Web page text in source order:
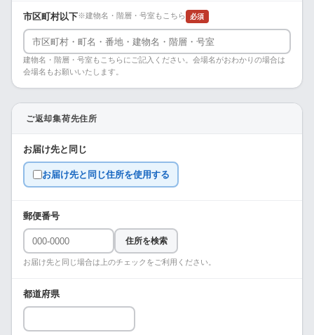
市区町村以下※建物名・階層・号室もこちら 必須
建物名・階層・号室もこちらにご記入ください。会場名がおわかりの場合は
会場名もお願いいたします。
ご返却集荷先住所
お届け先と同じ
お届け先と同じ住所を使用する
郵便番号
住所を検索
お届け先と同じ場合は上のチェックをご利用ください。
都道府県